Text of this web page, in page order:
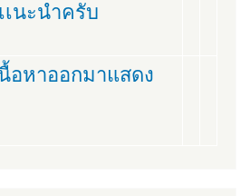
นะนำครับ
อหาออกมาแสดง